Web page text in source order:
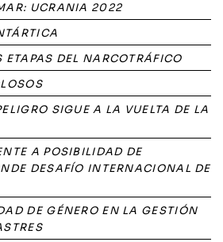
UCRANIA 2022
DEL NARCOTRÁFICO
SIGUE A LA VUELTA DE LA
A POSIBILIDAD DE
DESAFÍO INTERNACIONAL DE
DE GÉNERO EN LA GESTIÓN